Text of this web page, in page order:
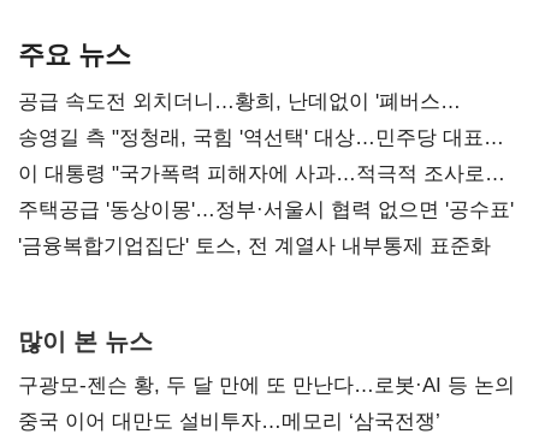
주요 뉴스
공급 속도전 외치더니…황희, 난데없이 '폐버스
리모델링' 제안
송영길 측 "정청래, 국힘 '역선택' 대상…민주당 대표로
총선 지휘 못해"
이 대통령 "국가폭력 피해자에 사과…적극적 조사로
진실 밝혀야"
주택공급 '동상이몽'…정부·서울시 협력 없으면 '공수표'
'금융복합기업집단' 토스, 전 계열사 내부통제 표준화
많이 본 뉴스
구광모-젠슨 황, 두 달 만에 또 만난다…로봇·AI 등 논의
중국 이어 대만도 설비투자…메모리 ‘삼국전쟁’